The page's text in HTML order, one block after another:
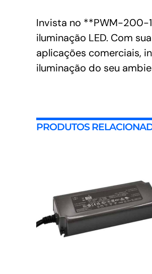
Invista no **PWM-200-
iluminação LED. Com
aplicações comerciais,
iluminação do seu
PRODUTOS